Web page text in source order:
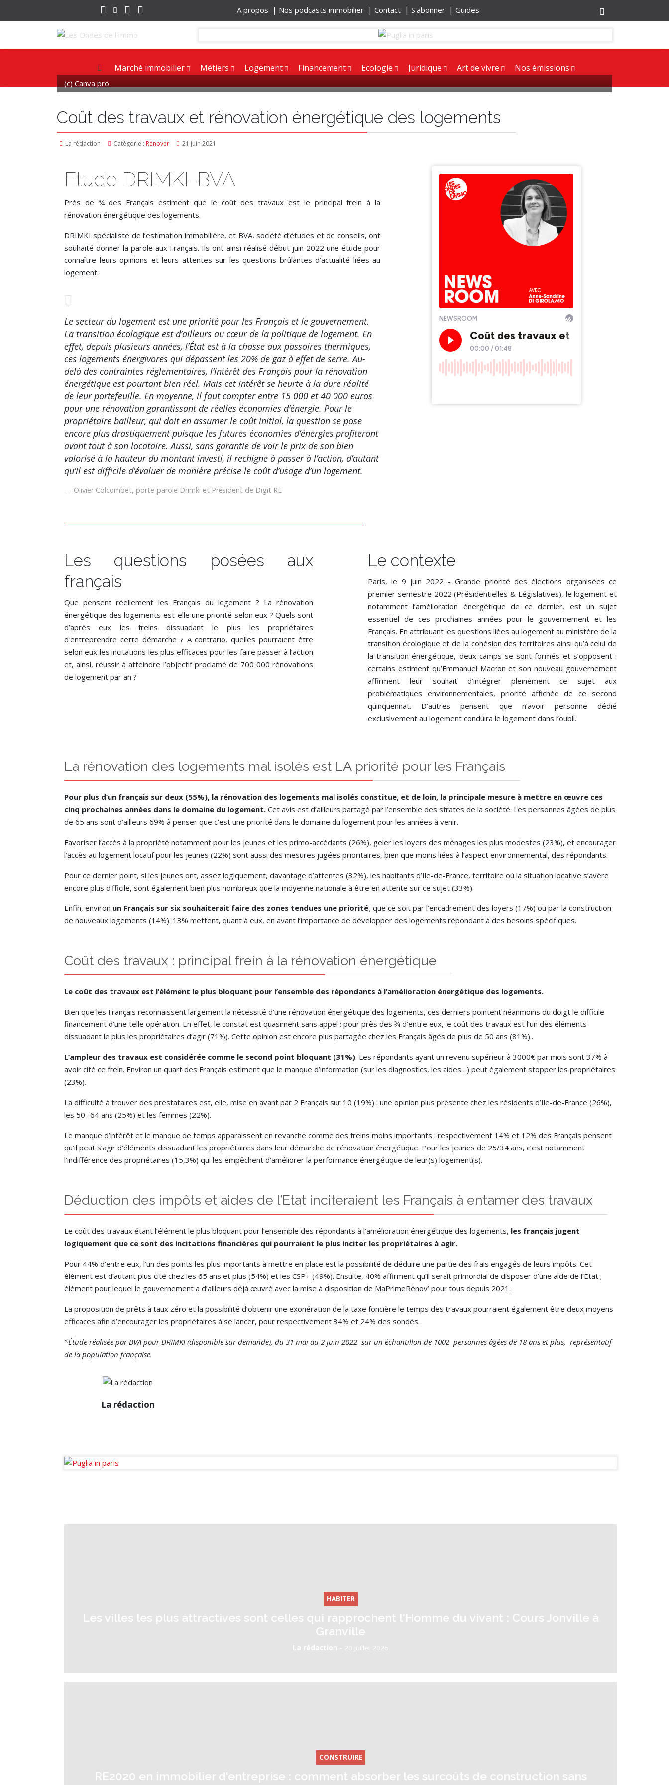
A propos | Nos podcasts immobilier | Contact | S'abonner | Guides
Marché immobilier Métiers Logement Financement Ecologie Juridique Art de vivre Nos émissions
(c) Canva pro
Coût des travaux et rénovation énergétique des logements
La rédaction Catégorie : Rénover 21 juin 2021
Etude DRIMKI-BVA
Près de ¾ des Français estiment que le coût des travaux est le principal frein à la
rénovation énergétique des logements.
DRIMKI spécialiste de l’estimation immobilière, et BVA, société d’études et de conseils, ont
souhaité donner la parole aux Français. Ils ont ainsi réalisé début juin 2022 une étude pour
connaître leurs opinions et leurs attentes sur les questions brûlantes d’actualité liées au
logement.
Le secteur du logement est une priorité pour les Français et le gouvernement.
La transition écologique est d’ailleurs au cœur de la politique de logement. En
effet, depuis plusieurs années, l’État est à la chasse aux passoires thermiques,
ces logements énergivores qui dépassent les 20% de gaz à effet de serre. Au-
delà des contraintes réglementaires, l’intérêt des Français pour la rénovation
énergétique est pourtant bien réel. Mais cet intérêt se heurte à la dure réalité
de leur portefeuille. En moyenne, il faut compter entre 15 000 et 40 000 euros
pour une rénovation garantissant de réelles économies d’énergie. Pour le
propriétaire bailleur, qui doit en assumer le coût initial, la question se pose
encore plus drastiquement puisque les futures économies d’énergies profiteront
avant tout à son locataire. Aussi, sans garantie de voir le prix de son bien
valorisé à la hauteur du montant investi, il rechigne à passer à l’action, d’autant
qu’il est difficile d’évaluer de manière précise le coût d’usage d’un logement.
Olivier Colcombet, porte-parole Drimki et Président de Digit RE
Les questions posées aux
français
Que pensent réellement les Français du logement ? La rénovation
énergétique des logements est-elle une priorité selon eux ? Quels sont
d’après eux les freins dissuadant le plus les propriétaires
d’entreprendre cette démarche ? A contrario, quelles pourraient être
selon eux les incitations les plus efficaces pour les faire passer à l’action
et, ainsi, réussir à atteindre l’objectif proclamé de 700 000 rénovations
de logement par an ?
Le contexte
Paris, le 9 juin 2022 - Grande priorité des élections organisées ce
premier semestre 2022 (Présidentielles & Législatives), le logement et
notamment l’amélioration énergétique de ce dernier, est un sujet
essentiel de ces prochaines années pour le gouvernement et les
Français. En attribuant les questions liées au logement au ministère de la
transition écologique et de la cohésion des territoires ainsi qu’à celui de
la transition énergétique, deux camps se sont formés et s’opposent :
certains estiment qu’Emmanuel Macron et son nouveau gouvernement
affirment leur souhait d’intégrer pleinement ce sujet aux
problématiques environnementales, priorité affichée de ce second
quinquennat. D’autres pensent que n’avoir personne dédié
exclusivement au logement conduira le logement dans l’oubli.
La rénovation des logements mal isolés est LA priorité pour les Français
Pour plus d’un français sur deux (55%), la rénovation des logements mal isolés constitue, et de loin, la principale mesure à mettre en œuvre ces
cinq prochaines années dans le domaine du logement. Cet avis est d’ailleurs partagé par l’ensemble des strates de la société. Les personnes âgées de plus
de 65 ans sont d’ailleurs 69% à penser que c’est une priorité dans le domaine du logement pour les années à venir.
Favoriser l’accès à la propriété notamment pour les jeunes et les primo-accédants (26%), geler les loyers des ménages les plus modestes (23%), et encourager
l’accès au logement locatif pour les jeunes (22%) sont aussi des mesures jugées prioritaires, bien que moins liées à l’aspect environnemental, des répondants.
Pour ce dernier point, si les jeunes ont, assez logiquement, davantage d’attentes (32%), les habitants d’Ile-de-France, territoire où la situation locative s’avère
encore plus difficile, sont également bien plus nombreux que la moyenne nationale à être en attente sur ce sujet (33%).
Enfin, environ un Français sur six souhaiterait faire des zones tendues une priorité; que ce soit par l’encadrement des loyers (17%) ou par la construction
de nouveaux logements (14%). 13% mettent, quant à eux, en avant l’importance de développer des logements répondant à des besoins spécifiques.
Coût des travaux : principal frein à la rénovation énergétique
Le coût des travaux est l’élément le plus bloquant pour l’ensemble des répondants à l’amélioration énergétique des logements.
Bien que les Français reconnaissent largement la nécessité d’une rénovation énergétique des logements, ces derniers pointent néanmoins du doigt le difficile
financement d’une telle opération. En effet, le constat est quasiment sans appel : pour près des 3⁄4 d’entre eux, le coût des travaux est l’un des éléments
dissuadant le plus les propriétaires d’agir (71%). Cette opinion est encore plus partagée chez les Français âgés de plus de 50 ans (81%)..
L’ampleur des travaux est considérée comme le second point bloquant (31%). Les répondants ayant un revenu supérieur à 3000€ par mois sont 37% à
avoir cité ce frein. Environ un quart des Français estiment que le manque d’information (sur les diagnostics, les aides…) peut également stopper les propriétaires
(23%).
La difficulté à trouver des prestataires est, elle, mise en avant par 2 Français sur 10 (19%) : une opinion plus présente chez les résidents d’Ile-de-France (26%),
les 50- 64 ans (25%) et les femmes (22%).
Le manque d’intérêt et le manque de temps apparaissent en revanche comme des freins moins importants : respectivement 14% et 12% des Français pensent
qu’il peut s’agir d’éléments dissuadant les propriétaires dans leur démarche de rénovation énergétique. Pour les jeunes de 25/34 ans, c’est notamment
l’indifférence des propriétaires (15,3%) qui les empêchent d’améliorer la performance énergétique de leur(s) logement(s).
Déduction des impôts et aides de l’Etat inciteraient les Français à entamer des travaux
Le coût des travaux étant l’élément le plus bloquant pour l’ensemble des répondants à l’amélioration énergétique des logements, les français jugent
logiquement que ce sont des incitations financières qui pourraient le plus inciter les propriétaires à agir.
Pour 44% d’entre eux, l’un des points les plus importants à mettre en place est la possibilité de déduire une partie des frais engagés de leurs impôts. Cet
élément est d’autant plus cité chez les 65 ans et plus (54%) et les CSP+ (49%). Ensuite, 40% affirment qu’il serait primordial de disposer d’une aide de l’Etat ;
élément pour lequel le gouvernement a d’ailleurs déjà œuvré avec la mise à disposition de MaPrimeRénov’ pour tous depuis 2021.
La proposition de prêts à taux zéro et la possibilité d’obtenir une exonération de la taxe foncière le temps des travaux pourraient également être deux moyens
efficaces afin d’encourager les propriétaires à se lancer, pour respectivement 34% et 24% des sondés.
*Étude réalisée par BVA pour DRIMKI (disponible sur demande), du 31 mai au 2 juin 2022 sur un échantillon de 1002 personnes âgées de 18 ans et plus, représentatif
de la population française.
La rédaction
HABITER
Les villes les plus attractives sont celles qui rapprochent l'Homme du vivant : Cours Jonville à
Granville
La rédaction - 20 juillet 2026
CONSTRUIRE
RE2020 en immobilier d'entreprise : comment absorber les surcoûts de construction sans